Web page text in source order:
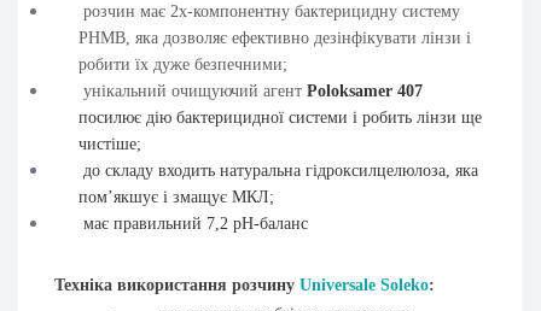
розчин має 2х-компонентну бактерицидну систему
РНМВ, яка дозволяє ефективно дезінфікувати лінзи і
робити їх дуже безпечними;
унікальний очищуючий агент Poloksamer 407
посилює дію бактерицидної системи і робить лінзи ще
чистіше;
до складу входить натуральна гідроксилцелюлоза, яка
пом’якшує і змащує МКЛ;
має правильний 7,2 pH-баланс
Техніка використання розчину Universale Soleko: